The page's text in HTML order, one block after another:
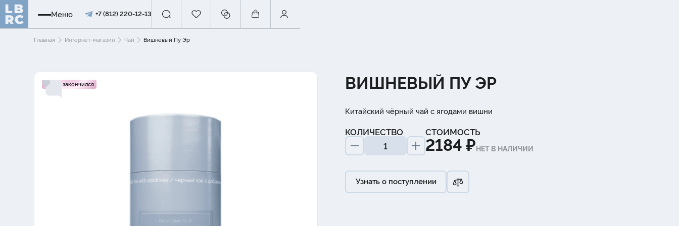
Меню +7 (812) 220-12-13
Главная Интернет-магазин Чай Вишневый Пу Эр
Товар закончился ВИШНЕВЫЙ ПУ ЭР
Китайский чёрный чай с ягодами вишни
КОЛИЧЕСТВО СТОИМОСТЬ
2184 ₽НЕТ В НАЛИЧИИ
Узнать о поступлении